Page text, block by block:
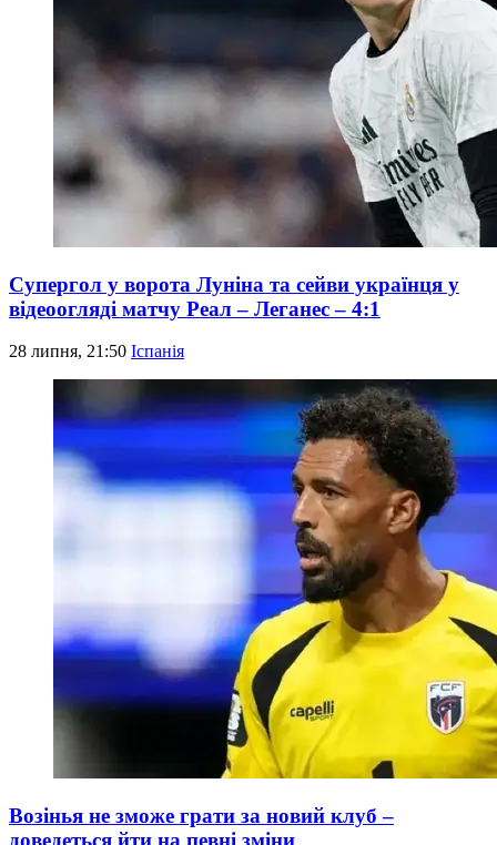
Супергол у ворота Луніна та сейви українця у
відеоогляді матчу Реал – Леганес – 4:1
28 липня, 21:50 Іспанія
Возінья не зможе грати за новий клуб –
доведеться йти на певні зміни